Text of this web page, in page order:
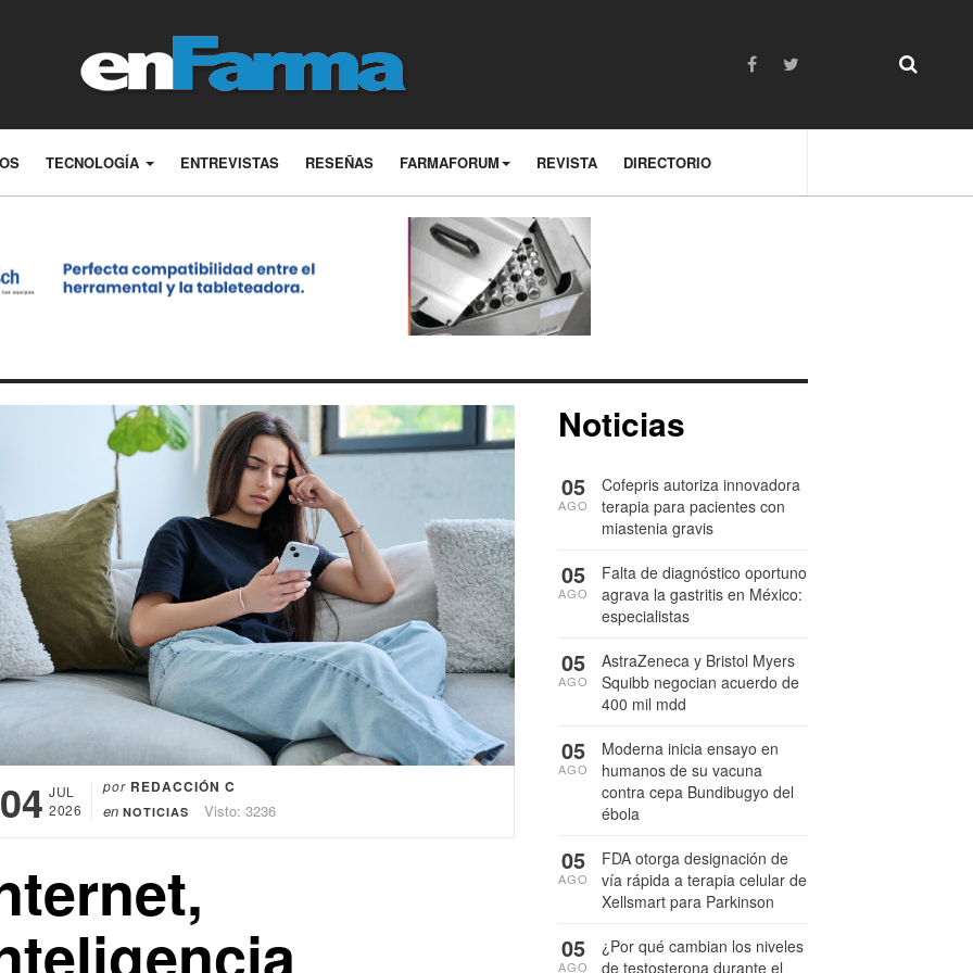
TECNOLOGÍA ENTREVISTAS RESEÑAS FARMAFORUM REVISTA DIRECTORIO
04 JUL
2026
por REDACCIÓN C
en NOTICIAS Visto: 3236
Noticias
Cofepris autoriza innovadora
terapia para pacientes con
miastenia gravis
05
AGO
Falta de diagnóstico oportuno
agrava la gastritis en México:
especialistas
05
AGO
AstraZeneca y Bristol Myers
Squibb negocian acuerdo de
400 mil mdd
05
AGO
Moderna inicia ensayo en
humanos de su vacuna
contra cepa Bundibugyo del
ébola
05
AGO
FDA otorga designación de
vía rápida a terapia celular de
Xellsmart para Parkinson
05
AGO
¿Por qué cambian los niveles
de testosterona durante el
05
AGO